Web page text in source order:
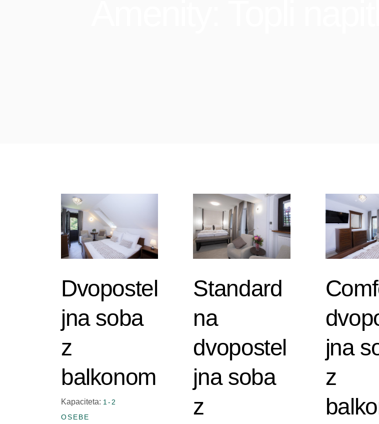
Dvopostel
jna soba
z
balkonom
Kapaciteta: 1-2
OSEBE
Standard
na
dvopostel
jna soba
z
jna
z